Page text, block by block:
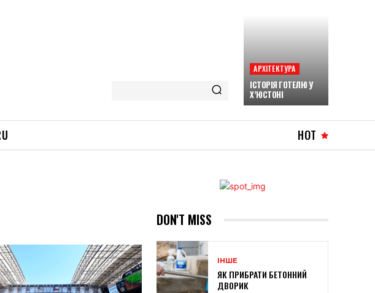
АРХІТЕКТУРА
ІСТОРІЯ ГОТЕЛЮ У
Х’ЮСТОНІ
HOT
DON'T MISS
ІНШЕ
ЯК ПРИБРАТИ БЕТОННИЙ
ДВОРИК